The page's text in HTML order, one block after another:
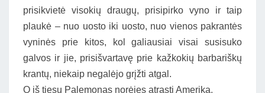
prisikvietė visokių draugų, prisipirko vyno ir taip
plaukė – nuo uosto iki uosto, nuo vienos pakrantės
vyninės prie kitos, kol galiausiai visai susisuko
galvos ir jie, prisišvartavę prie kažkokių barbariškų
krantų, niekaip negalėjo grįžti atgal.
O iš tiesų Palemonas norėjęs atrasti Ameriką.